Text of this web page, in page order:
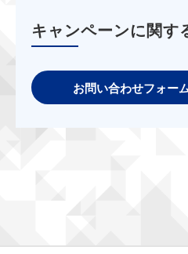
キャンペーンに関す
お問い合わせフォー